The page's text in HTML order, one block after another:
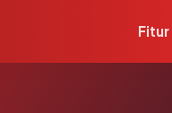
Fitur